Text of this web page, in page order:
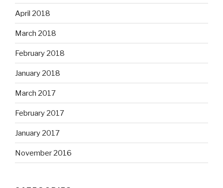
April 2018
March 2018
February 2018
January 2018
March 2017
February 2017
January 2017
November 2016